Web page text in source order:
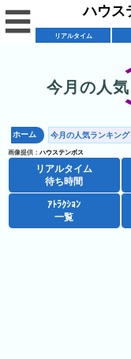
ア
ル
タ
混
雑
☰ ハウス
リアルタイム
今月の人
ホーム 今月の人気ランキング
画像提供： ハウステンボス
リアルタイム
待ち時間
ｱﾄﾗｸｼｮﾝ
一覧